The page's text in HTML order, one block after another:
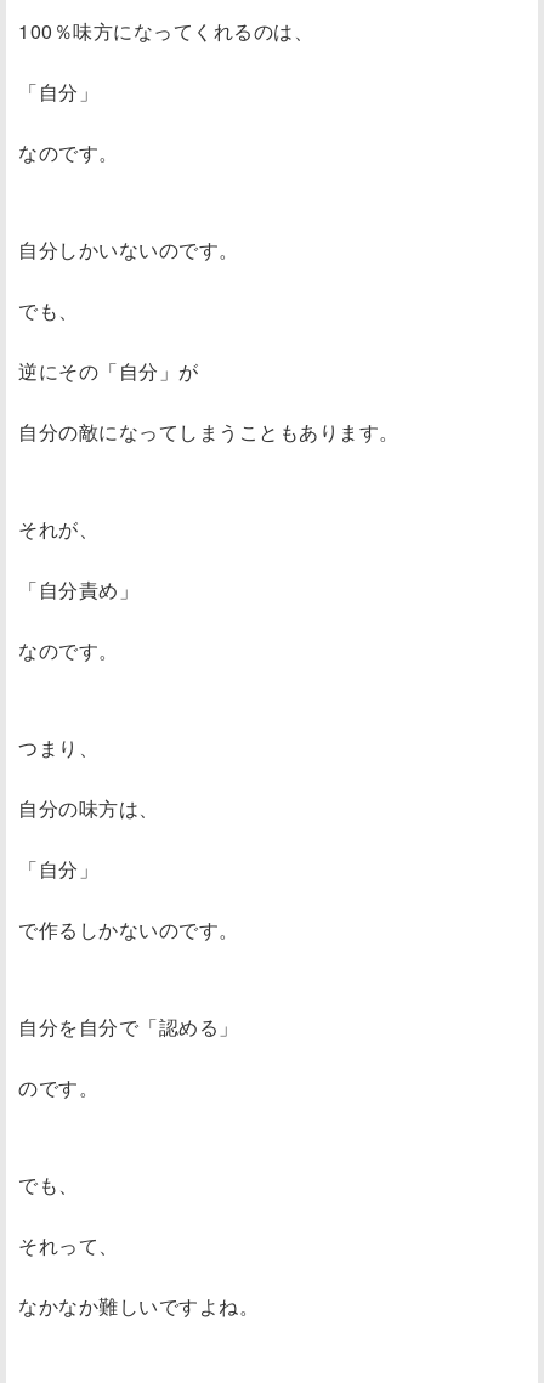
100％味方になってくれるのは、
「自分」
なのです。
自分しかいないのです。
でも、
逆にその「自分」が
自分の敵になってしまうこともあります。
それが、
「自分責め」
なのです。
つまり、
自分の味方は、
「自分」
で作るしかないのです。
自分を自分で「認める」
のです。
でも、
それって、
なかなか難しいですよね。